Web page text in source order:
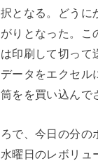
となる。どう
りとなった。こ
印刷して切っ
ータをエクセ
をを買い込んで
で、今日の分
曜日のレボリ